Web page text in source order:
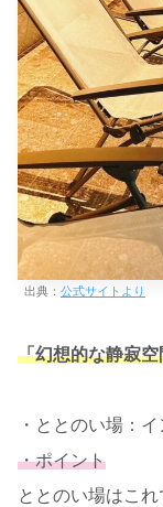
出典： 公式サイトより
「幻想的な静寂
・ととのい場：
・ポイント
ととのい場はこ